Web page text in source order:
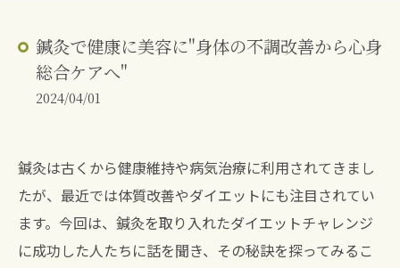
鍼灸で健康に美容に"身体の不調改善から心身
総合ケアへ"
2024/04/01
鍼灸は古くから健康維持や病気治療に利用されてきまし
たが、最近では体質改善やダイエットにも注目されてい
ます。今回は、鍼灸を取り入れたダイエットチャレンジ
に成功した人たちに話を聞き、その秘訣を探ってみるこ